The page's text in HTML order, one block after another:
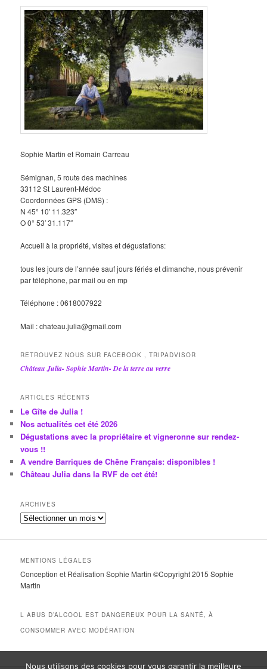
Sophie Martin et Romain Carreau
Sémignan, 5 route des machines
33112 St Laurent-Médoc
Coordonnées GPS (DMS) :
N 45° 10′ 11.323″
O 0° 53′ 31.117″
Accueil à la propriété, visites et dégustations:
tous les jours de l’année sauf jours fériés et dimanche, nous prévenir
par téléphone, par mail ou en mp
Téléphone : 0618007922
Mail : chateau.julia@gmail.com
RETROUVEZ NOUS SUR FACEBOOK , TRIPADVISOR
Château Julia- Sophie Martin- De la terre au verre
ARTICLES RÉCENTS
Le Gîte de Julia !
Nos actualités cet été 2026
Dégustations avec la propriétaire et vigneronne sur rendez-
vous !!
A vendre Barriques de Chêne Français: disponibles !
Château Julia dans la RVF de cet été!
ARCHIVES
A
c
i
v
e
MENTIONS LÉGALES
Conception et Réalisation Sophie Martin ©Copyright 2015 Sophie
Martin
L ABUS D’ALCOOL EST DANGEREUX POUR LA SANTÉ, À
CONSOMMER AVEC MODÉRATION
Nous utilisons des cookies pour vous garantir la meilleure